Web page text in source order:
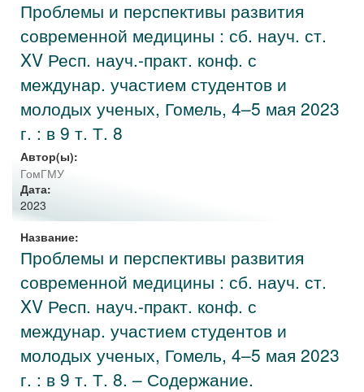
Проблемы и перспективы развития
современной медицины : сб. науч. ст.
XV Респ. науч.-практ. конф. с
междунар. участием студентов и
молодых ученых, Гомель, 4–5 мая 2023
г. : в 9 т. Т. 8
Автор(ы):
ГомГМУ
Дата:
2023
Название:
Проблемы и перспективы развития
современной медицины : сб. науч. ст.
XV Респ. науч.-практ. конф. с
междунар. участием студентов и
молодых ученых, Гомель, 4–5 мая 2023
г. : в 9 т. Т. 8. – Содержание.